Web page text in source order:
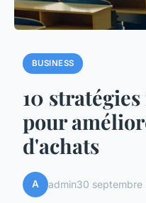
BUSINESS
10
pour
d'achats
A admin30 septembre